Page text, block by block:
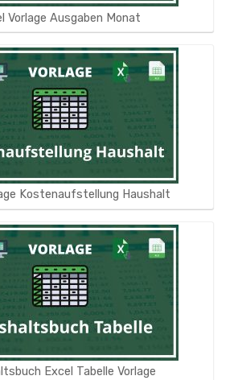
Vorlage Ausgaben Monat
Kostenaufstellung Haushalt
Excel Tabelle Vorlage